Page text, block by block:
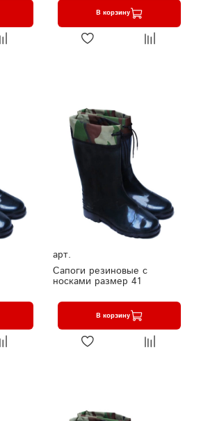
В корзину
арт.
Сапоги резиновые с
носками размер 41
В корзину